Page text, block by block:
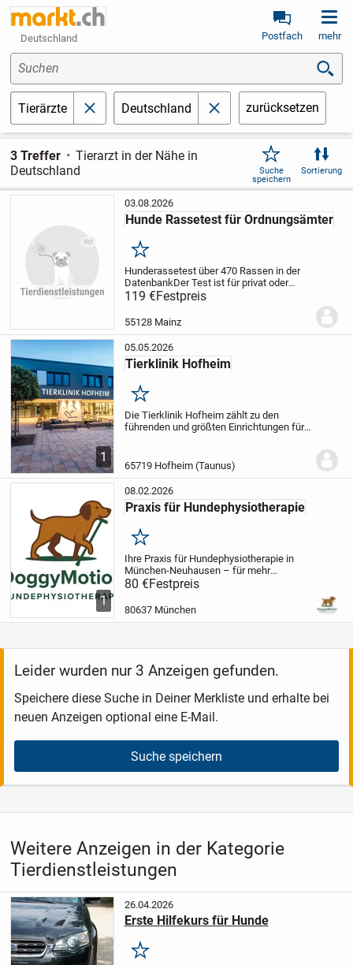
Deutschland Postfach mehr
Suchen
Tierärzte schließenDeutschland schließenzurücksetzen
3 Treffer
Tierarzt in der Nähe in
Deutschland
Suche
speichern
Sortierung
03.08.2026
Hunde Rassetest für Ordnungsämter
Merken
Hunderassetest über 470 Rassen in der
DatenbankDer Test ist für privat oder
Behörden verwendbar. Zahlreiche
Ordnungsämter akzeptieren unseren
Hunde Rassetest bei möglichen
119 €Festpreis
55128 Mainz
1
05.05.2026
Tierklinik Hofheim
Merken
Die Tierklinik Hofheim zählt zu den
führenden und größten Einrichtungen für
alle wichtigen Fachbereiche der
65719 Hofheim (Taunus)
1
08.02.2026
Praxis für Hundephysiotherapie
Merken
Ihre Praxis für Hundephysiotherapie in
München-Neuhausen – für mehr
Mobilität, Lebensfreude und Gesundheit.
Ich unterstütze Hunde jeden Alters mit
individuell abgestimmten
80 €Festpreis
80637 München
Leider wurden nur 3 Anzeigen gefunden.
Speichere diese Suche in Deiner Merkliste und erhalte bei
neuen Anzeigen optional eine E-Mail.
Suche speichern
Weitere Anzeigen in der Kategorie
Tierdienstleistungen
26.04.2026
Erste Hilfekurs für Hunde
Merken